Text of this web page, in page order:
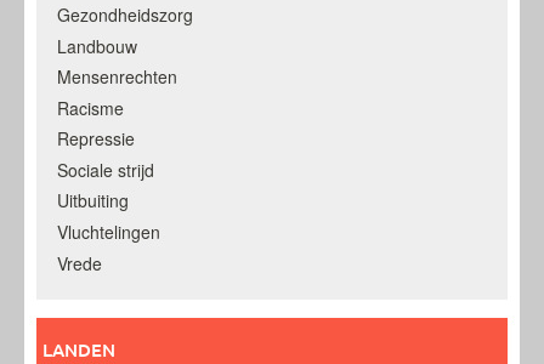
Gezondheidszorg
Landbouw
Mensenrechten
Racisme
Repressie
Sociale strijd
Uitbuiting
Vluchtelingen
Vrede
LANDEN